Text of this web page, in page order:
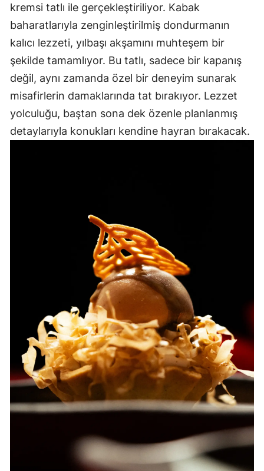
kremsi tatlı ile gerçekleştiriliyor. Kabak
baharatlarıyla zenginleştirilmiş dondurmanın
kalıcı lezzeti, yılbaşı akşamını muhteşem bir
şekilde tamamlıyor. Bu tatlı, sadece bir kapanış
değil, aynı zamanda özel bir deneyim sunarak
misafirlerin damaklarında tat bırakıyor. Lezzet
yolculuğu, baştan sona dek özenle planlanmış
detaylarıyla konukları kendine hayran bırakacak.